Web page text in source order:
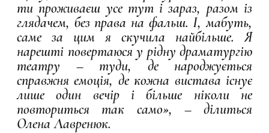
ти проживаєш усе тут і зараз, разом із
глядачем, без права на фальш. І, мабуть,
саме за цим я скучила найбільше. Я
нарешті повертаюся у рідну драматургію
театру – туди, де народжується
справжня емоція, де кожна вистава існує
лише один вечір і більше ніколи не
повториться так само», – ділиться
Олена Лавренюк.